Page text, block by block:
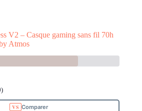
V2 – Casque gaming sans fil 70h
Atmos
Comparer